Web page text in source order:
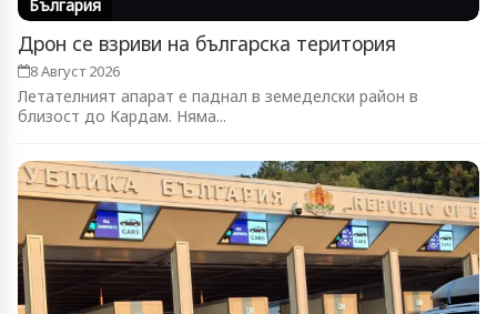
България
Дрон се взриви на българска територия
8 Август 2026
Летателният апарат е паднал в земеделски район в
близост до Кардам. Няма...